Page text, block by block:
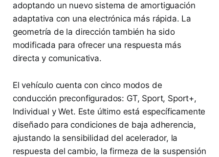
adoptando un nuevo sistema de amortiguación
adaptativa con una electrónica más rápida. La
geometría de la dirección también ha sido
modificada para ofrecer una respuesta más
directa y comunicativa.
El vehículo cuenta con cinco modos de
conducción preconfigurados: GT, Sport, Sport+,
Individual y Wet. Este último está específicamente
diseñado para condiciones de baja adherencia,
ajustando la sensibilidad del acelerador, la
respuesta del cambio, la firmeza de la suspensión